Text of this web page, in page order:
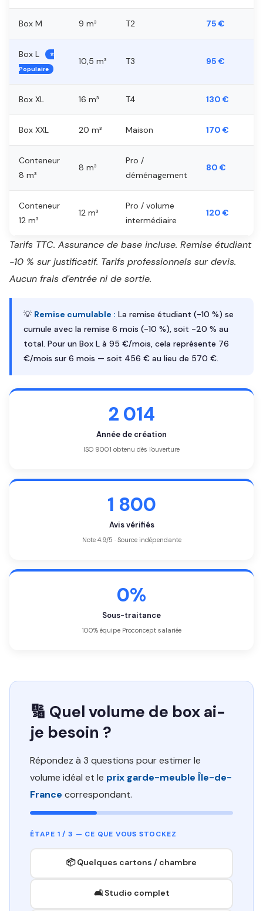
Box M 9 m³ T2 75 €
Box L
⭐
Populaire
10,5 m³ T3 95 €
Box XL 16 m³ T4 130 €
Box XXL 20 m³ Maison 170 €
Conteneur
8 m³
8 m³
Pro /
déménagement
80 €
Conteneur
12 m³
12 m³
Pro / volume
intermédiaire
120 €
Tarifs TTC. Assurance de base incluse. Remise étudiant
-10 % sur justificatif. Tarifs professionnels sur devis.
Aucun frais d'entrée ni de sortie.
💡 Remise cumulable : La remise étudiant (-10 %) se
cumule avec la remise 6 mois (-10 %), soit -20 % au
total. Pour un Box L à 95 €/mois, cela représente 76
€/mois sur 6 mois — soit 456 € au lieu de 570 €.
2 014
Année de création
ISO 9001 obtenu dès l'ouverture
1 800
Avis vérifiés
Note 4.9/5 · Source indépendante
0%
Sous-traitance
100% équipe Proconcept salariée
🔢 Quel volume de box ai-
je besoin ?
Répondez à 3 questions pour estimer le
volume idéal et le prix garde-meuble Île-de-
France correspondant.
ÉTAPE 1 / 3 — CE QUE VOUS STOCKEZ
📦 Quelques cartons / chambre
🛋️ Studio complet